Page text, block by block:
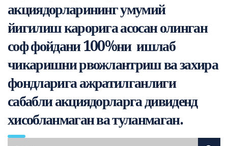
акциядорларининг умумий
йигилиш карорига асосан олинган
соф фойдани 100%ни ишлаб
чикаришни рвожлантриш ва захира
фондларига ажратилганлиги
сабабли акциядорларга дивиденд
хисобланмаган ва туланмаган.